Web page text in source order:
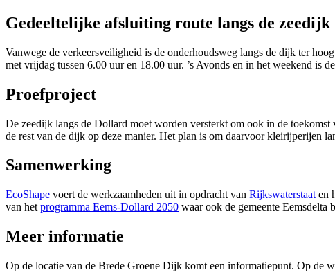
Gedeeltelijke afsluiting route langs de zeedijk
Vanwege de verkeersveiligheid is de onderhoudsweg langs de dijk ter
met vrijdag tussen 6.00 uur en 18.00 uur. ’s Avonds en in het weekend is
Proefproject
De zeedijk langs de Dollard moet worden versterkt om ook in de
de rest van de dijk op deze manier. Het plan is om daarvoor kleirijperijen
Samenwerking
EcoShape voert de werkzaamheden uit in opdracht van Rijkswaterstaat en
van het programma Eems-Dollard 2050 waar ook de gemeente
Meer informatie
Op de locatie van de Brede Groene Dijk komt een informatiepunt. Op de